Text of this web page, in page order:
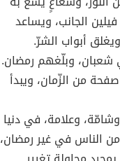
الجانب، ويساعد
أبواب الشرّ.
شعبان، وبلّغهم رمضان.
من الزّمان، ويبدأ
وعلامة، في دنيا
الناس في غير رمضان،